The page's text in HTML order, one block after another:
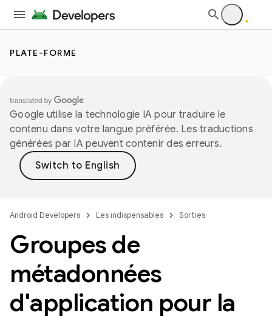
PLATE-FORME
Google utilise la technologie IA pour traduire le
contenu dans votre langue préférée. Les traductions
générées par IA peuvent contenir des erreurs.
Android Developers Les indispensables Sorties
Groupes de
métadonnées
d'application pour la